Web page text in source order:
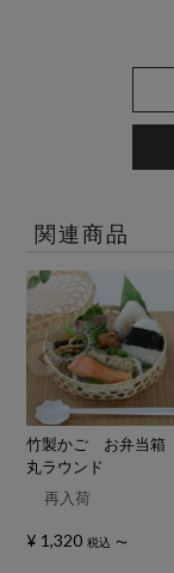
関連商品
竹製かご お弁当箱
丸ラウンド
再入荷
¥ 1,320 税込 〜